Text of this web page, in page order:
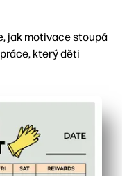
jak motivace stoupá
který děti
jej nastavit během
a zaškrtávací
a prostory udržují
úkoly a použijte